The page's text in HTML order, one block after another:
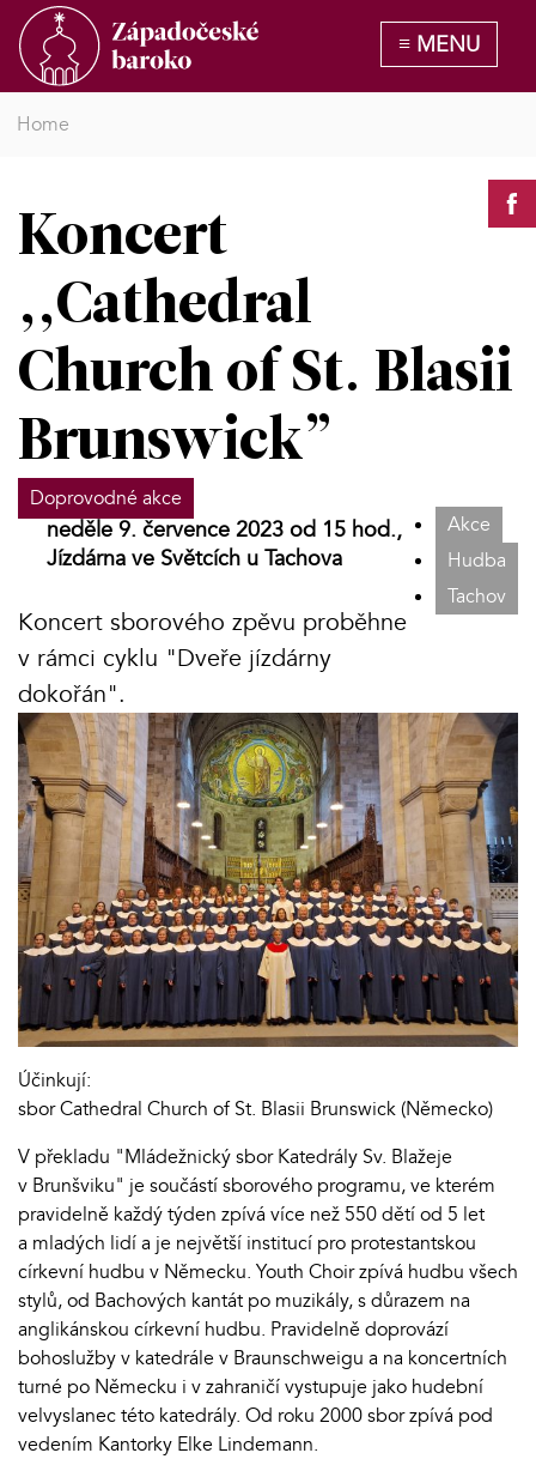
Home
Koncert
,,Cathedral
Church of St. Blasii
Brunswick”
Doprovodné akce
Akce
Hudba
Tachov
neděle 9. července 2023 od 15 hod.,
Jízdárna ve Světcích u Tachova
Koncert sborového zpěvu proběhne
v rámci cyklu "Dveře jízdárny
dokořán".
Účinkují:
sbor Cathedral Church of St. Blasii Brunswick (Německo)
V překladu "Mládežnický sbor Katedrály Sv. Blažeje
v Brunšviku" je součástí sborového programu, ve kterém
pravidelně každý týden zpívá více než 550 dětí od 5 let
a mladých lidí a je největší institucí pro protestantskou
církevní hudbu v Německu. Youth Choir zpívá hudbu všech
stylů, od Bachových kantát po muzikály, s důrazem na
anglikánskou církevní hudbu. Pravidelně doprovází
bohoslužby v katedrále v Braunschweigu a na koncertních
turné po Německu i v zahraničí vystupuje jako hudební
velvyslanec této katedrály. Od roku 2000 sbor zpívá pod
vedením Kantorky Elke Lindemann.